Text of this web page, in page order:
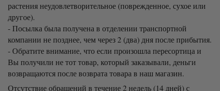
растения неудовлетворительное (поврежденное, сухое или
другое).
- Посылка была получена в отделении транспортной
компании не позднее, чем через 2 (два) дня после прибытия.
- Обратите внимание, что если произошла пересортица и
Вы получили не тот товар, который заказывали, деньги
возвращаются после возврата товара в наш магазин.
Отсутствие обращений в течение 2 недель (14 дней) с